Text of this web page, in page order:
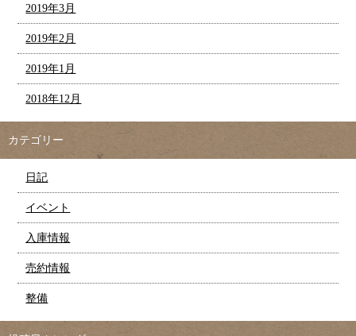
2019年3月
2019年2月
2019年1月
2018年12月
カテゴリー
日記
イベント
入庫情報
売約情報
整備